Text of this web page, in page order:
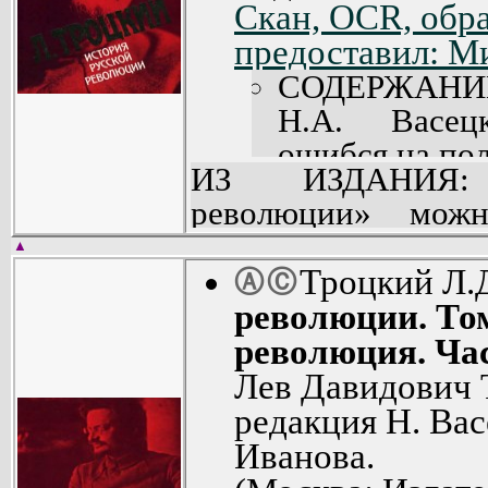
Скан, OCR,
предоставил:
Н.А.
ошибся на
Предисловие
Особенности
Царская
Пролетариат
Царь и
Идея
Агония
Пять дней
ИЗ ИЗДАНИЯ:
революции»
работой Троцкого
и полноте
революции. Как
из главных
уникален в
оценивал эту
историк И.
▲
ⒶⒸТроцкий
революции.
революция.
Лев
редакция Н.
Иванова.